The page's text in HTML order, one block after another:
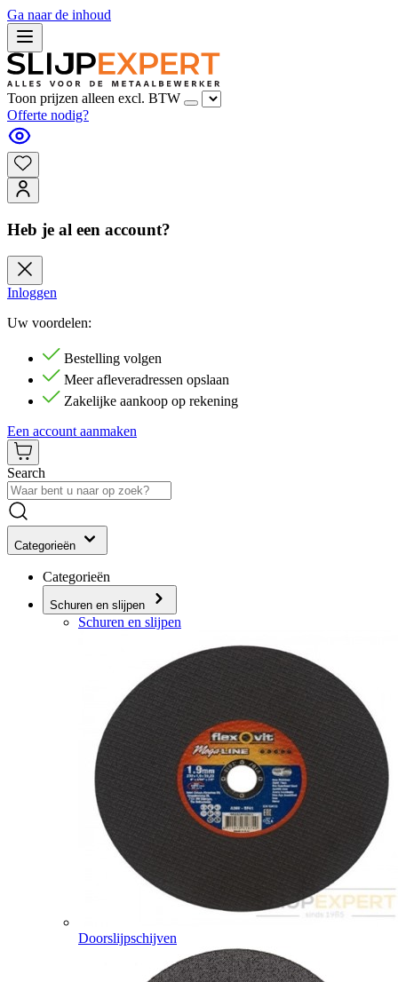
Ga naar de inhoud
Toon prijzen alleen excl. BTW
Offerte nodig?
Heb je al een account?
Inloggen
Uw voordelen:
Bestelling volgen
Meer afleveradressen opslaan
Zakelijke aankoop op rekening
Een account aanmaken
Search
Categorieën
Categorieën
Schuren en slijpen
Schuren en slijpen
Doorslijpschijven